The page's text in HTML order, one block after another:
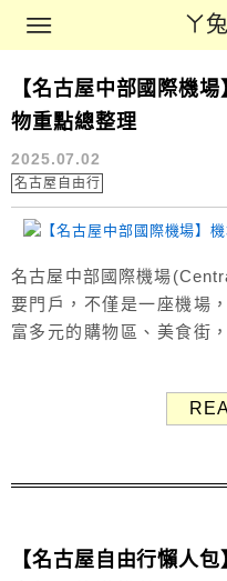
ㄚ兔到處
ㄚ
Main Menu
名古屋美食
【名古屋中部國際機
物重點總整理
2025.07.02
名古屋自由行
名古屋中部國際機場
要門戶，不僅是一座機場
富多元的購物區、美食街
式、美食推薦、購物伴手
【名古屋自由行懶人